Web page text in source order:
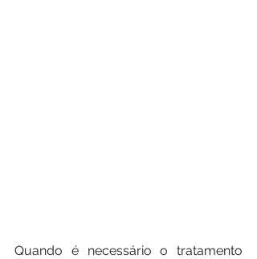
Quando é necessário o tratamento